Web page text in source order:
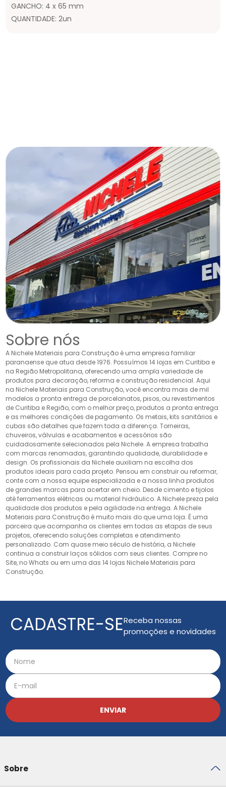
GANCHO: 4 x 65 mm
QUANTIDADE: 2un
Sobre nós
A Nichele Materiais para Construção é uma empresa familiar
paranaense que atua desde 1976. Possuímos 14 lojas em Curitiba e
na Região Metropolitana, oferecendo uma ampla variedade de
produtos para decoração, reforma e construção residencial. Aqui
na Nichele Materiais para Construção, você encontra mais de mil
modelos a pronta entrega de porcelanatos, pisos, ou revestimentos
de Curitiba e Região, com o melhor preço, produtos a pronta entrega
e as melhores condições de pagamento. Os metais, kits sanitários e
cubas são detalhes que fazem toda a diferença. Torneiras,
chuveiros, válvulas e acabamentos e acessórios são
cuidadosamente selecionados pela Nichele. A empresa trabalha
com marcas renomadas, garantindo qualidade, durabilidade e
design. Os profissionais da Nichele auxiliam na escolha dos
produtos ideais para cada projeto. Pensou em construir ou reformar,
conte com a nossa equipe especializada e a nossa linha produtos
de grandes marcas para acertar em cheio. Desde cimento e tijolos
até ferramentas elétricas ou material hidráulico. A Nichele preza pela
qualidade dos produtos e pela agilidade na entrega. A Nichele
Materiais para Construção é muito mais do que uma loja. É uma
parceira que acompanha os clientes em todas as etapas de seus
projetos, oferecendo soluções completas e atendimento
personalizado. Com quase meio século de história, a Nichele
continua a construir laços sólidos com seus clientes. Compre no
Site, no Whats ou em uma das 14 lojas Nichele Materiais para
Construção.
CADASTRE-SEReceba nossas
promoções e novidades
ENVIAR
Sobre